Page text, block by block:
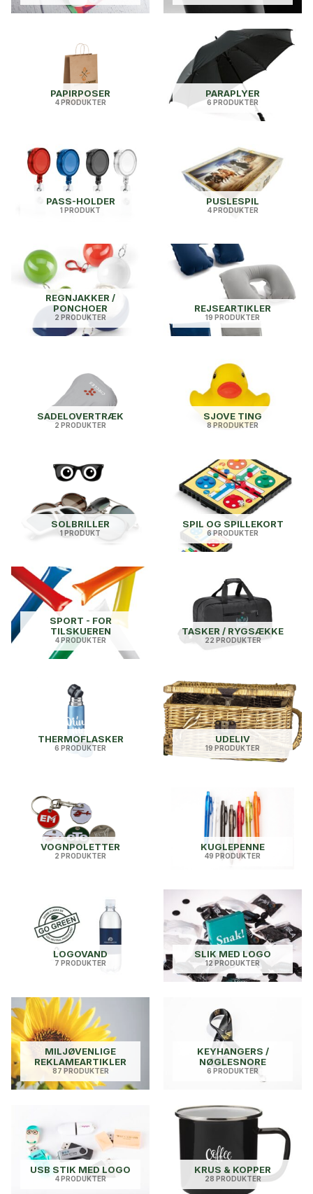
PAPIRPOSER
4 PRODUKTER
PARAPLYER
6 PRODUKTER
PASS-HOLDER
1 PRODUKT
PUSLESPIL
4 PRODUKTER
REGNJAKKER /
PONCHOER
2 PRODUKTER
REJSEARTIKLER
19 PRODUKTER
SADELOVERTRÆK
2 PRODUKTER
SJOVE TING
8 PRODUKTER
SOLBRILLER
1 PRODUKT
SPIL OG SPILLEKORT
6 PRODUKTER
SPORT - FOR
TILSKUEREN
4 PRODUKTER
TASKER / RYGSÆKKE
22 PRODUKTER
THERMOFLASKER
6 PRODUKTER
UDELIV
19 PRODUKTER
VOGNPOLETTER
2 PRODUKTER
KUGLEPENNE
49 PRODUKTER
LOGOVAND
7 PRODUKTER
SLIK MED LOGO
12 PRODUKTER
MILJØVENLIGE
REKLAMEARTIKLER
87 PRODUKTER
KEYHANGERS /
NØGLESNORE
6 PRODUKTER
USB STIK MED LOGO
4 PRODUKTER
KRUS & KOPPER
28 PRODUKTER